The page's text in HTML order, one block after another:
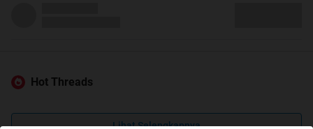
Hot Threads
Lihat Selengkapnya